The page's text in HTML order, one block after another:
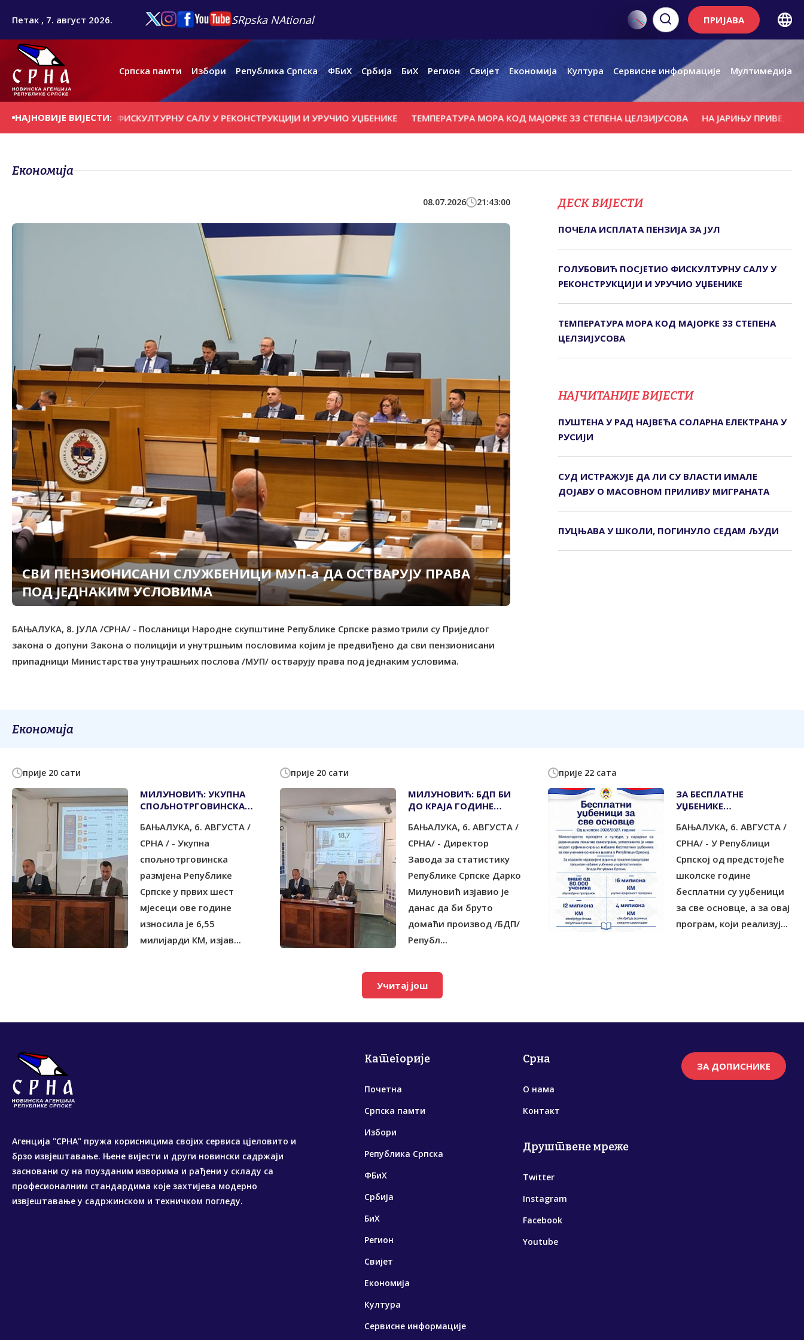
Петак , 7. август 2026. SRpska NAtional ПРИЈАВА
Српска памти Избори Република Српска ФБиХ Србија БиХ Регион Свијет Економија Култура Сервисне информације Мултимедија
НАЈНОВИЈЕ ВИЈЕСТИ:
ПОСЈЕТИО ФИСКУЛТУРНУ САЛУ У РЕКОНСТРУКЦИЈИ И УРУЧИО УЏБЕНИКЕ ТЕМПЕРАТУРА МОРА КОД МАЈОРКЕ 33 СТЕПЕНА ЦЕЛЗИЈУСОВА НА ЈАРИЊУ ПРИВЕДЕНА ТРИ
Економија
08.07.2026 21:43:00
СВИ ПЕНЗИОНИСАНИ СЛУЖБЕНИЦИ МУП-а ДА ОСТВАРУЈУ ПРАВА
ПОД ЈЕДНАКИМ УСЛОВИМА
БАЊАЛУКА, 8. ЈУЛА /СРНА/ - Посланици Народне скупштине Републике Српске размотрили су Приједлог
закона о допуни Закона о полицији и унутршњим пословима којим је предвиђено да сви пензионисани
припадници Министарства унутрашњих послова /МУП/ остварују права под једнаким условима.
ДЕСК ВИЈЕСТИ
ПОЧЕЛА ИСПЛАТА ПЕНЗИЈА ЗА ЈУЛ
ГОЛУБОВИЋ ПОСЈЕТИО ФИСКУЛТУРНУ САЛУ У
РЕКОНСТРУКЦИЈИ И УРУЧИО УЏБЕНИКЕ
ТЕМПЕРАТУРА МОРА КОД МАЈОРКЕ 33 СТЕПЕНА
ЦЕЛЗИЈУСОВА
НАЈЧИТАНИЈЕ ВИЈЕСТИ
ПУШТЕНА У РАД НАЈВЕЋА СОЛАРНА ЕЛЕКТРАНА У
РУСИЈИ
СУД ИСТРАЖУЈЕ ДА ЛИ СУ ВЛАСТИ ИМАЛЕ
ДОЈАВУ О МАСОВНОМ ПРИЛИВУ МИГРАНАТА
ПУЦЊАВА У ШКОЛИ, ПОГИНУЛО СЕДАМ ЉУДИ
Економија
прије 20 сати
МИЛУНОВИЋ: УКУПНА
СПОЉНОТРГОВИНСКА
ГОДИНЕ 6,55
МИЛИЈАРДИ КМ
БАЊАЛУКА, 6. АВГУСТА /
СРНА / - Укупна
спољнотрговинска
размјена Републике
Српске у првих шест
мјесеци ове године
износила је 6,55
милијарди КМ, изјав...
прије 20 сати
МИЛУНОВИЋ: БДП БИ
ДО КРАЈА ГОДИНЕ
МИЛИЈАРДИ КМ
БАЊАЛУКА, 6. АВГУСТА /
СРНА/ - Директор
Завода за статистику
Републике Српске Дарко
Милуновић изјавио је
данас да би бруто
домаћи производ /БДП/
Републ...
прије 22 сата
ЗА БЕСПЛАТНЕ
УЏБЕНИКЕ
16 МИЛИОНА КМ
БАЊАЛУКА, 6. АВГУСТА /
СРНА/ - У Републици
Српској од предстојеће
школске године
бесплатни су уџбеници
за све основце, а за овај
програм, који реализуј...
Учитај још
Агенција "СРНА" пружа корисницима својих сервиса цјеловито и
брзо извјештавање. Њене вијести и други новински садржаји
засновани су на поузданим изворима и рађени у складу са
професионалним стандардима које захтијева модерно
извјештавање у садржинском и техничком погледу.
Категорије
Почетна
Српска памти
Избори
Република Српска
ФБиХ
Србија
БиХ
Регион
Свијет
Економија
Култура
Сервисне информације
Срна
О нама
Контакт
Друштвене мреже
Twitter
Instagram
Facebook
Youtube
ЗА ДОПИСНИКЕ